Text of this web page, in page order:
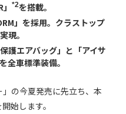
*2を搭載。
」を採用。クラストップ
現。
護エアバッグ」と「アイサ
全車標準装備。
の今夏発売に先立ち、本
始します。